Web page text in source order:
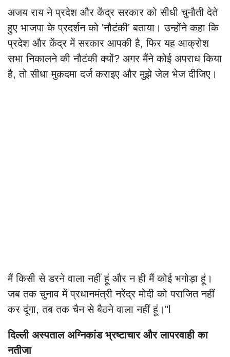
अजय राय ने प्रदेश और केंद्र सरकार को सीधी चुनौती देते
हुए भाजपा के प्रदर्शन को 'नौटंकी' बताया। उन्होंने कहा कि
प्रदेश और केंद्र में सरकार आपकी है, फिर यह आक्रोश
सभा निकालने की नौटंकी क्यों? अगर मैंने कोई अपराध किया
है, तो सीधा मुकदमा दर्ज कराइए और मुझे जेल भेज दीजिए।
मैं किसी से डरने वाला नहीं हूं और न ही मैं कोई भगोड़ा हूं।
जब तक चुनाव में प्रधानमंत्री नरेंद्र मोदी को पराजित नहीं
कर दूंगा, तब तक चैन से बैठने वाला नहीं हूं।"l
दिल्ली अस्पताल अग्निकांड भ्रष्टाचार और लापरवाही का
नतीजा